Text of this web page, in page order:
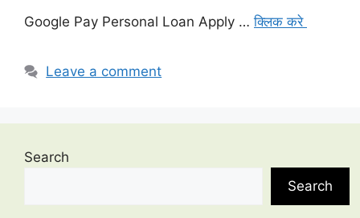
Google Pay Personal Loan Apply …क्लिक करे
Leave a comment
Search
Search